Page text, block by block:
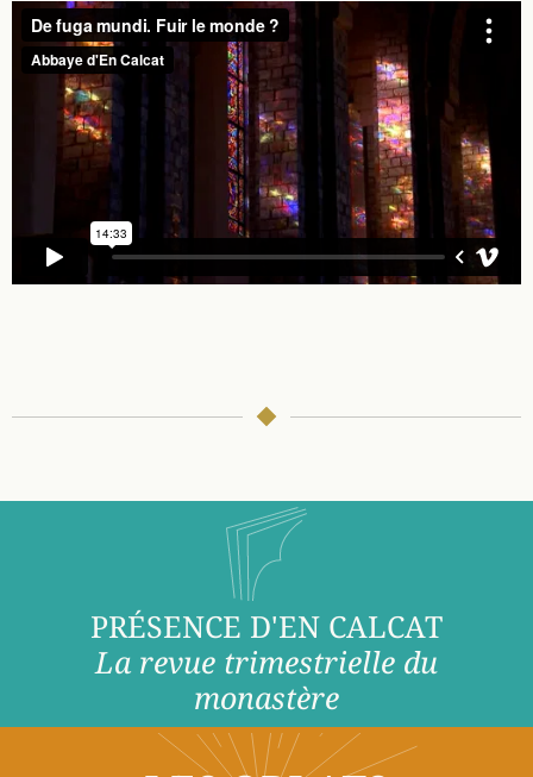
PRÉSENCE D'EN CALCAT
La revue trimestrielle du
monastère